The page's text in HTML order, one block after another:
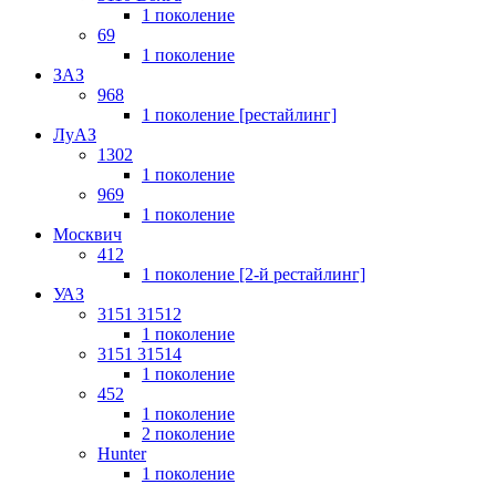
1 поколение
69
1 поколение
ЗАЗ
968
1 поколение [рестайлинг]
ЛуАЗ
1302
1 поколение
969
1 поколение
Москвич
412
1 поколение [2-й рестайлинг]
УАЗ
3151 31512
1 поколение
3151 31514
1 поколение
452
1 поколение
2 поколение
Hunter
1 поколение